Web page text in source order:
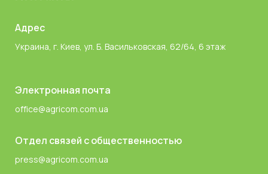
Адрес
Украина, г. Киев, ул. Б. Васильковская, 62/64, 6 этаж
Электронная почта
office@agricom.com.ua
Отдел связей с общественностью
press@agricom.com.ua